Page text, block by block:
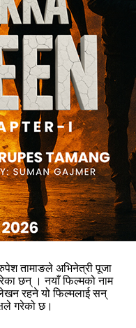
रुपेश तामाङले अभिनेत्री पूजा
छन् । नयाँ फिल्मको नाम
रहने यो फिल्मलाई सन्
गरेको छ।